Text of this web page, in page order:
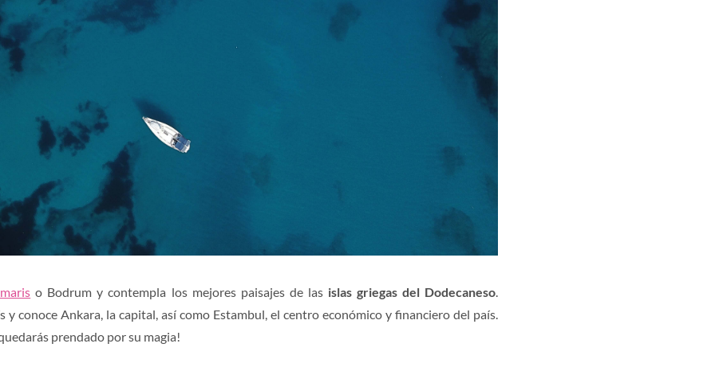
o Bodrum y contempla los mejores paisajes de las islas griegas del Dodecaneso.
y conoce Ankara, la capital, así como Estambul, el centro económico y financiero del país.
prendado por su magia!